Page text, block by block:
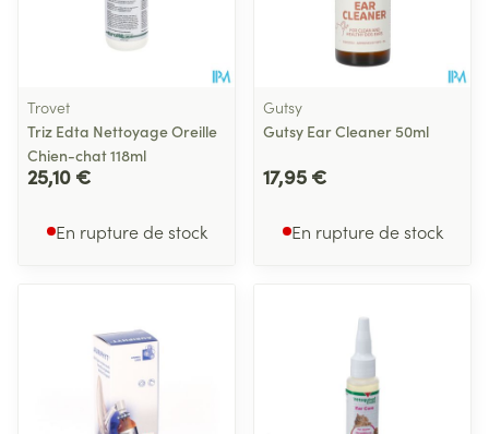
Trovet
Triz Edta Nettoyage Oreille
Chien-chat 118ml
25,10 €
En rupture de stock
Gutsy
Gutsy Ear Cleaner 50ml
17,95 €
En rupture de stock